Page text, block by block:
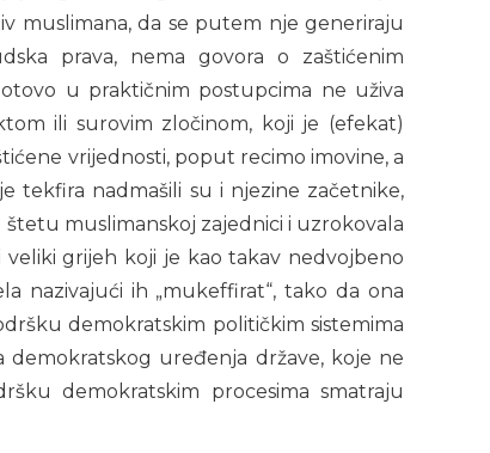
muslimana, da se putem nje generiraju
prava, nema govora o zaštićenim
u praktičnim postupcima ne uživa
ili surovim zločinom, koji je (efekat)
vrijednosti, poput recimo imovine, a
tekfira nadmašili su i njezine začetnike,
muslimanskoj zajednici i uzrokovala
grijeh koji je kao takav nedvojbeno
nazivajući ih „mukeffirat“, tako da ona
demokratskim političkim sistemima
uređenja države, koje ne
demokratskim procesima smatraju